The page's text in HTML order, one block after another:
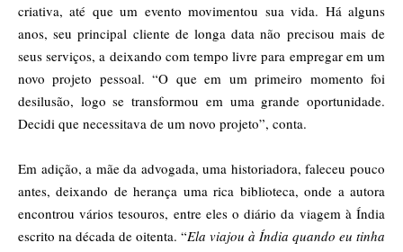
criativa, até que um evento movimentou sua vida. Há alguns
anos, seu principal cliente de longa data não precisou mais de
seus serviços, a deixando com tempo livre para empregar em um
novo projeto pessoal. “O que em um primeiro momento foi
desilusão, logo se transformou em uma grande oportunidade.
Decidi que necessitava de um novo projeto”, conta.
Em adição, a mãe da advogada, uma historiadora, faleceu pouco
antes, deixando de herança uma rica biblioteca, onde a autora
encontrou vários tesouros, entre eles o diário da viagem à Índia
escrito na década de oitenta. “Ela viajou à Índia quando eu tinha